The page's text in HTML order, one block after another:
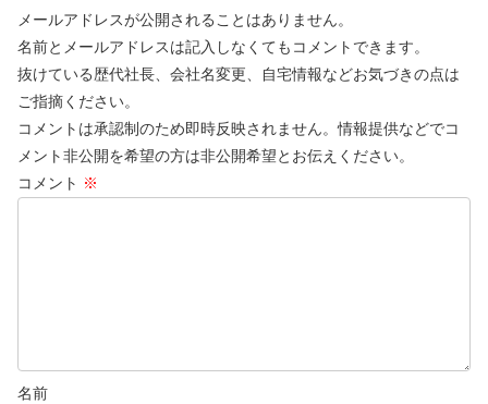
メールアドレスが公開されることはありません。
名前とメールアドレスは記入しなくてもコメントできます。
抜けている歴代社長、会社名変更、自宅情報などお気づきの点は
ご指摘ください。
コメントは承認制のため即時反映されません。情報提供などでコ
メント非公開を希望の方は非公開希望とお伝えください。
コメント ※
名前